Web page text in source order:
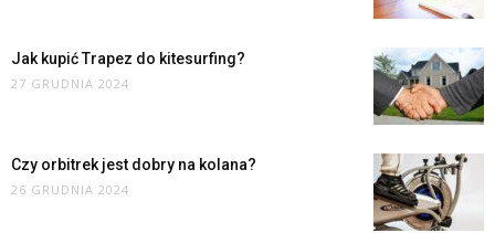
Jak kupić Trapez do kitesurfing?
27 GRUDNIA 2024
Czy orbitrek jest dobry na kolana?
26 GRUDNIA 2024